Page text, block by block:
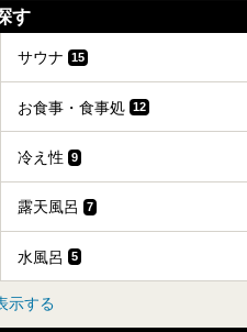
す
サウナ 15
お食事・食事処 12
冷え性 9
露天風呂 7
水風呂 5
示する